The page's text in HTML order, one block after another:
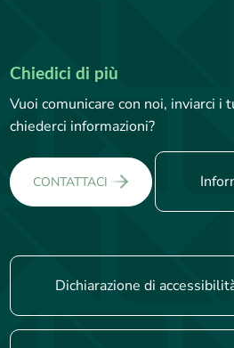
Chiedici di più
Vuoi comunicare con noi, inviarci
chiederci informazioni?
CONTATTACI
Dichiarazione di